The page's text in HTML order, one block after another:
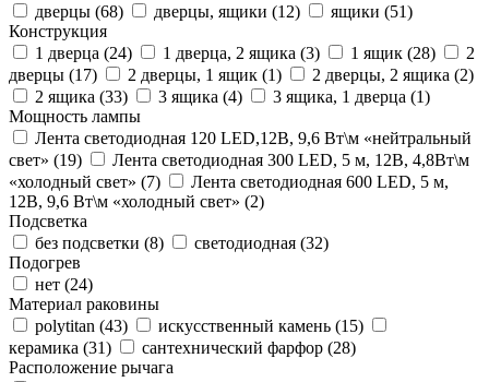
дверцы (68) дверцы, ящики (12) ящики (51)
Конструкция
1 дверца (24) 1 дверца, 2 ящика (3) 1 ящик (28)
2
дверцы (17) 2 дверцы, 1 ящик (1) 2 дверцы, 2 ящика (2)
2 ящика (33) 3 ящика (4) 3 ящика, 1 дверца (1)
Мощность лампы
Лента светодиодная 120 LED,12В, 9,6 Вт\м «нейтральный
свет» (19)
Лента светодиодная 300 LED, 5 м, 12В, 4,8Вт\м
«холодный свет» (7)
Лента светодиодная 600 LED, 5 м,
12В, 9,6 Вт\м «холодный свет» (2)
Подсветка
без подсветки (8) светодиодная (32)
Подогрев
нет (24)
Материал раковины
polytitan (43) искусственный камень (15)
керамика (31) сантехнический фарфор (28)
Расположение рычага